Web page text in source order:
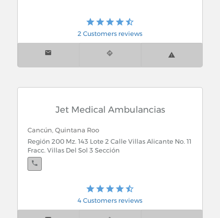
2 Customers reviews
Jet Medical Ambulancias
Cancún, Quintana Roo
Región 200 Mz. 143 Lote 2 Calle Villas Alicante No. 11
Fracc. Villas Del Sol 3 Sección
4 Customers reviews